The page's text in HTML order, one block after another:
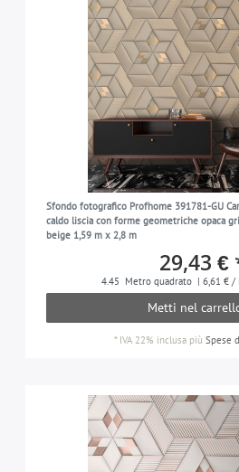
Sfondo fotografico Profhome 391781-GU
caldo liscia con forme geometriche opaca
beige 1,59 m x 2,8 m
29,43 €
4.45 Metro quadrato | 6,61 € /
Metti nel
* IVA 22% inclusapiù Spese